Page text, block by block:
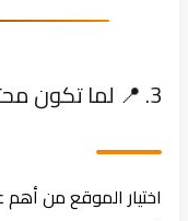
اختيار الموقع من أهم